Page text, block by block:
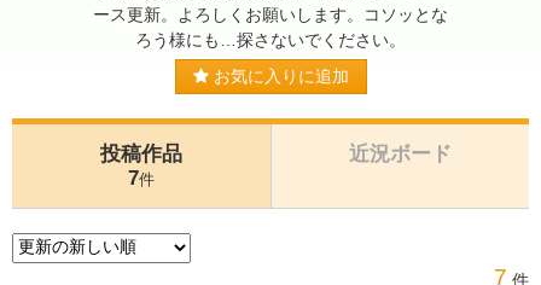
ース更新。よろしくお願いします。コソッとな
ろう様にも…探さないでください。
お気に入りに追加
投稿作品
7件
近況ボード
7 件